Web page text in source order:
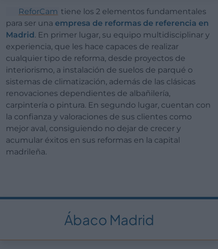
ReforCam tiene los 2 elementos fundamentales
para ser una empresa de reformas de referencia en
Madrid . En primer lugar, su equipo multidisciplinar y
experiencia, que les hace capaces de realizar
cualquier tipo de reforma, desde proyectos de
interiorismo, a instalación de suelos de parqué o
sistemas de climatización, además de las clásicas
renovaciones dependientes de albañilería,
carpintería o pintura. En segundo lugar, cuentan con
la confianza y valoraciones de sus clientes como
mejor aval, consiguiendo no dejar de crecer y
acumular éxitos en sus reformas en la capital
madrileña.
Ábaco Madrid